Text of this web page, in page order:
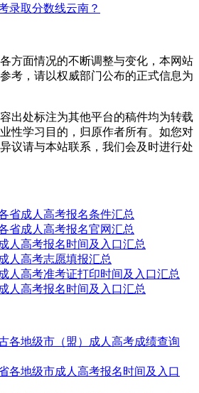
录取分数线云南？
方面情况的不断调整与变化，本网站
考，请以权威部门公布的正式信息为
出处标注为其他平台的稿件均为转载
性学习目的，归原作者所有。如您对
议请与本站联系，我们会及时进行处
省成人高考报名条件汇总
省成人高考报名官网汇总
人高考报名时间及入口汇总
人高考志愿填报汇总
人高考准考证打印时间及入口汇总
人高考报名时间及入口汇总
各地级市（盟）成人高考成绩查询
各地级市成人高考报名时间及入口